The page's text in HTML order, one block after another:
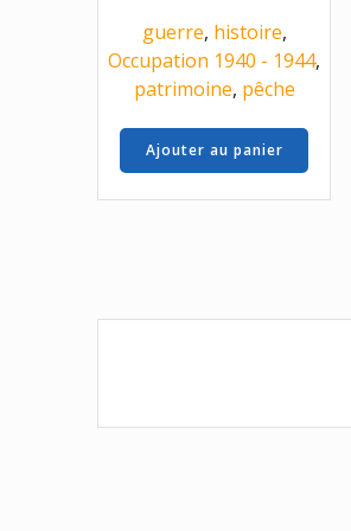
guerre, histoire,
Occupation 1940 - 1944,
patrimoine, pêche
Ajouter au panier